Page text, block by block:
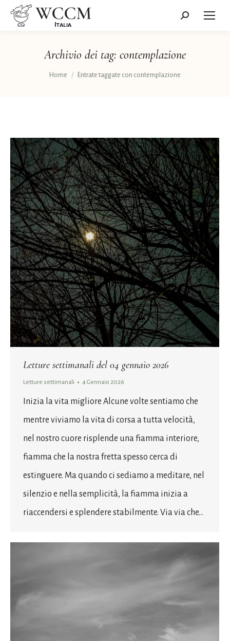
Cerca:
Archivio dei tag: contemplazione
Tu sei qui:
Home Entrate taggate con contemplazione
Letture settimanali del 04 gennaio 2026
Letture settimanali 4 Gennaio 2026
Inizia la vita migliore Alcune volte sentiamo che
mentre viviamo la vita di corsa a tutta velocità,
nel nostro cuore risplende una fiamma interiore,
fiamma che la nostra fretta spesso cerca di
estinguere. Ma quando ci sediamo a meditare, nel
silenzio e nella semplicità, la fiamma inizia a
riaccendersi e splendere stabilmente. Via via che…